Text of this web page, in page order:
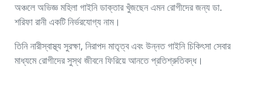
অঞ্চলে অভিজ্ঞ মহিলা গাইনি ডাক্তার খুঁজছেন এমন রোগীদের জন্য ডা.
শরিফা রানী একটি নির্ভরযোগ্য নাম।
তিনি নারীস্বাস্থ্য সুরক্ষা, নিরাপদ মাতৃত্ব এবং উন্নত গাইনি চিকিৎসা সেবার
মাধ্যমে রোগীদের সুস্থ জীবনে ফিরিয়ে আনতে প্রতিশ্রুতিবদ্ধ।